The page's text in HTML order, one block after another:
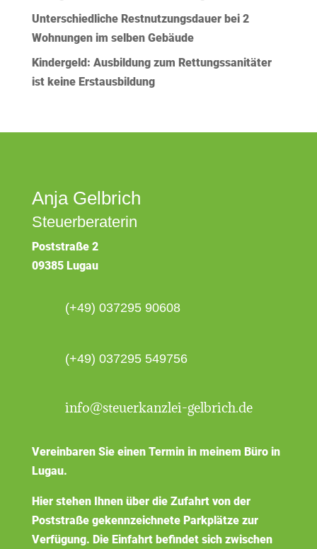
Unterschiedliche Restnutzungsdauer bei 2
Wohnungen im selben Gebäude
Kindergeld: Ausbildung zum Rettungssanitäter
ist keine Erstausbildung
Anja Gelbrich
Steuerberaterin
Poststraße 2
09385 Lugau
(+49) 037295 90608
(+49) 037295 549756
info@steuerkanzlei-gelbrich.de
Vereinbaren Sie einen Termin in meinem Büro in
Lugau.
Hier stehen Ihnen über die Zufahrt von der
Poststraße gekennzeichnete Parkplätze zur
Verfügung. Die Einfahrt befindet sich zwischen